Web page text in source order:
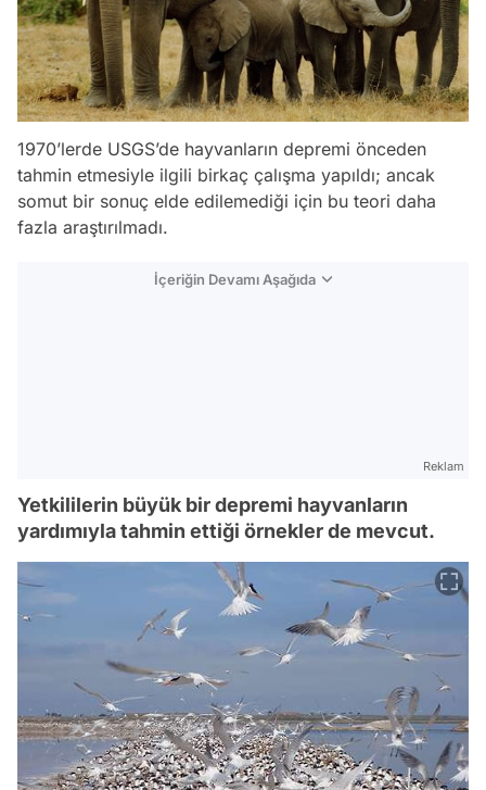
1970’lerde USGS’de hayvanların depremi önceden
tahmin etmesiyle ilgili birkaç çalışma yapıldı; ancak
somut bir sonuç elde edilemediği için bu teori daha
fazla araştırılmadı.
İçeriğin Devamı Aşağıda
Reklam
Yetkililerin büyük bir depremi hayvanların
yardımıyla tahmin ettiği örnekler de mevcut.